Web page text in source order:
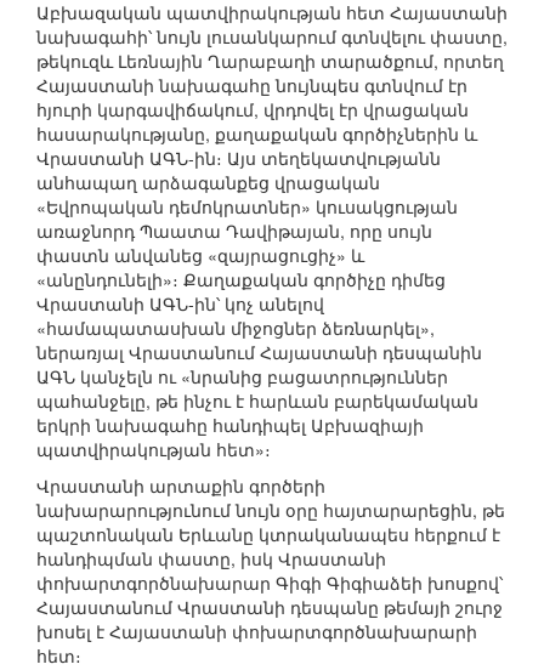
Աբխազական պատվիրակության հետ Հայաստանի
նախագահի՝ նույն լուսանկարում գտնվելու փաստը,
թեկուզև Լեռնային Ղարաբաղի տարածքում, որտեղ
Հայաստանի նախագահը նույնպես գտնվում էր
հյուրի կարգավիճակում, վրդովել էր վրացական
հասարակությանը, քաղաքական գործիչներին և
Վրաստանի ԱԳՆ-ին։ Այս տեղեկատվությանն
անհապաղ արձագանքեց վրացական
«Եվրոպական դեմոկրատներ» կուսակցության
առաջնորդ Պաատա Դավիթայան, որը սույն
փաստն անվանեց «զայրացուցիչ» և
«անընդունելի»։ Քաղաքական գործիչը դիմեց
Վրաստանի ԱԳՆ-ին՝ կոչ անելով
«համապատասխան միջոցներ ձեռնարկել»,
ներառյալ Վրաստանում Հայաստանի դեսպանին
ԱԳՆ կանչելն ու «նրանից բացատրություններ
պահանջելը, թե ինչու է հարևան բարեկամական
երկրի նախագահը հանդիպել Աբխազիայի
պատվիրակության հետ»։
Վրաստանի արտաքին գործերի
նախարարությունում նույն օրը հայտարարեցին, թե
պաշտոնական Երևանը կտրականապես հերքում է
հանդիպման փաստը, իսկ Վրաստանի
փոխարտգործնախարար Գիգի Գիգիաձեի խոսքով՝
Հայաստանում Վրաստանի դեսպանը թեմայի շուրջ
խոսել է Հայաստանի փոխարտգործնախարարի
հետ։